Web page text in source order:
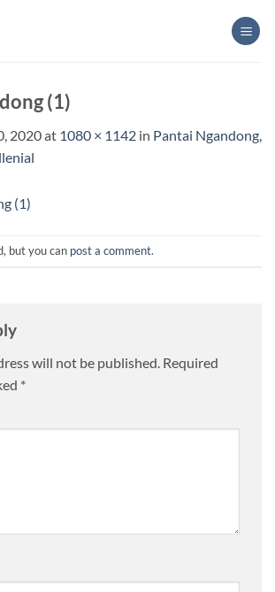
(1)
2020at 1080 × 1142 in Pantai Ngandong,
but you can post a comment.
will not be published. Required
*